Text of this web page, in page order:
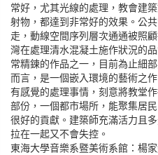
常好，尤其光線的處理，教會建
射物，都達到非常好的效果。公
走，動線空間序列層次通通被照
灣在處理清水混凝土施作狀況的
常精鍊的作品之一，目前為止細
而言，是一個嵌入環境的藝術之
有感覺的處理事情，刻意將教堂
部份，一個都市場所，能聚集居
很好的貢獻。建築師充滿活力且
拉在一起又不會失控。
東海大學音樂系暨美術系館：楊